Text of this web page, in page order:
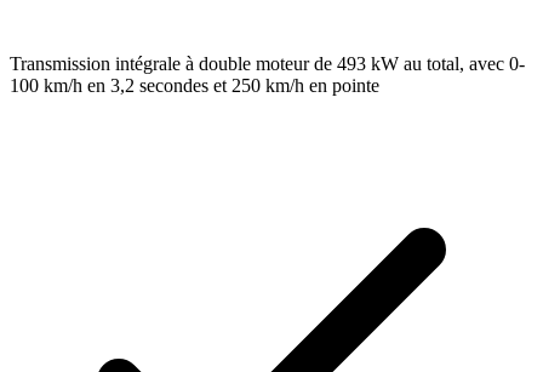
Transmission intégrale à double moteur de 493 kW au total, avec 0-
100 km/h en 3,2 secondes et 250 km/h en pointe